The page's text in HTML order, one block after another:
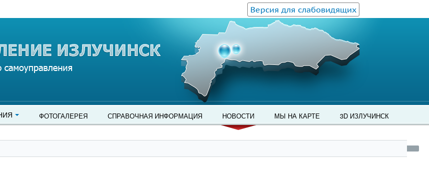
Версия для слабовидящих
ФОТОГАЛЕРЕЯ СПРАВОЧНАЯ ИНФОРМАЦИЯ НОВОСТИ МЫ НА КАРТЕ 3D ИЗЛУЧИНСК